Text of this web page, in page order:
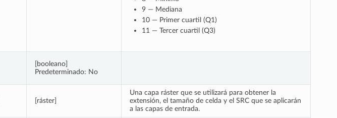
9 — Mediana
10 — Primer cuartil (Q1)
11 — Tercer cuartil (Q3)
[booleano]
Predeterminado: No
[ráster]
Una capa ráster que se utilizará para obtener la
extensión, el tamaño de celda y el SRC que se aplicarán
a las capas de entrada.